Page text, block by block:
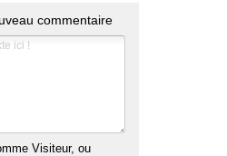
commentaire
Visiteur, ou